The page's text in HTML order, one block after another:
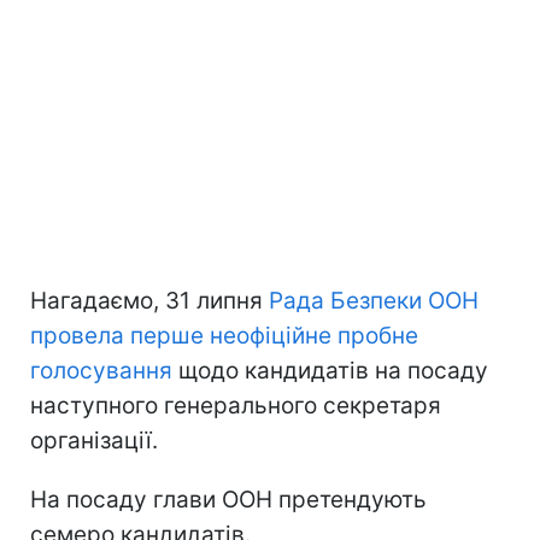
Нагадаємо, 31 липня Рада Безпеки ООН
провела перше неофіційне пробне
голосування щодо кандидатів на посаду
наступного генерального секретаря
організації.
На посаду глави ООН претендують
семеро кандидатів.